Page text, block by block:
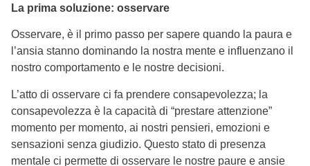
La prima soluzione: osservare
Osservare, è il primo passo per sapere quando la paura e
l’ansia stanno dominando la nostra mente e influenzano il
nostro comportamento e le nostre decisioni.
L’atto di osservare ci fa prendere consapevolezza; la
consapevolezza è la capacità di “prestare attenzione”
momento per momento, ai nostri pensieri, emozioni e
sensazioni senza giudizio. Questo stato di presenza
mentale ci permette di osservare le nostre paure e ansie